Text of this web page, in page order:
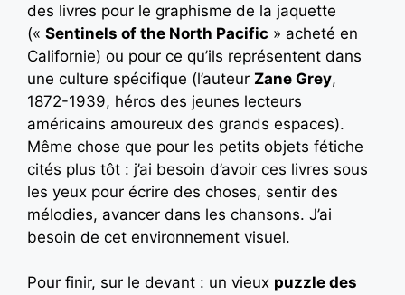
des livres pour le graphisme de la jaquette
(« Sentinels of the North Pacific » acheté en
Californie) ou pour ce qu’ils représentent dans
une culture spécifique (l’auteur Zane Grey,
1872-1939, héros des jeunes lecteurs
américains amoureux des grands espaces).
Même chose que pour les petits objets fétiche
cités plus tôt : j’ai besoin d’avoir ces livres sous
les yeux pour écrire des choses, sentir des
mélodies, avancer dans les chansons. J’ai
besoin de cet environnement visuel.
Pour finir, sur le devant : un vieux puzzle des